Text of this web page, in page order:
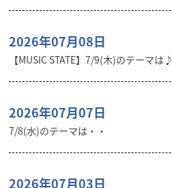
2026年07月08日
【MUSIC STATE】7/9(木)のテーマは♪
2026年07月07日
7/8(水)のテーマは・・
2026年07月03日